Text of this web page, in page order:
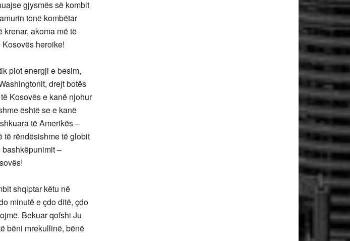
gjysmës së kombit
tonë kombëtar
krenar, akoma më të
heroike!
plot energji e besim,
drejt botës
Kosovës e kanë njohur
është se e kanë
të Amerikës –
të rëndësishme të globit
–
shqiptar këtu në
minutë e çdo ditë, çdo
Bekuar qofshi Ju
bëni mrekullinë, bënë